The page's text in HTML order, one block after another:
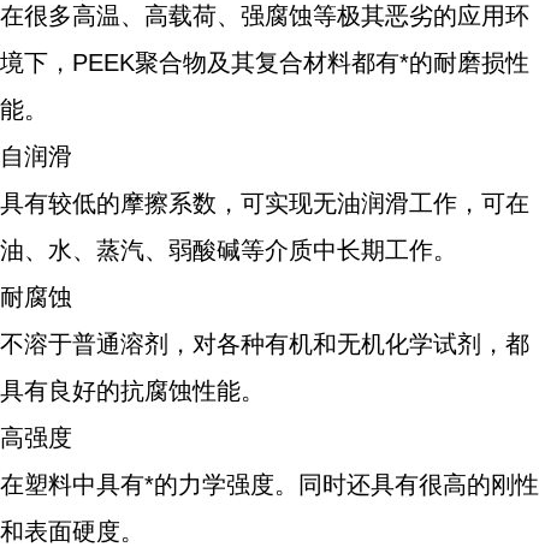
在很多高温、高载荷、强腐蚀等极其恶劣的应用环
境下，PEEK聚合物及其复合材料都有*的耐磨损性
能。
自润滑
具有较低的摩擦系数，可实现无油润滑工作，可在
油、水、蒸汽、弱酸碱等介质中长期工作。
耐腐蚀
不溶于普通溶剂，对各种有机和无机化学试剂，都
具有良好的抗腐蚀性能。
高强度
在塑料中具有*的力学强度。同时还具有很高的刚性
和表面硬度。